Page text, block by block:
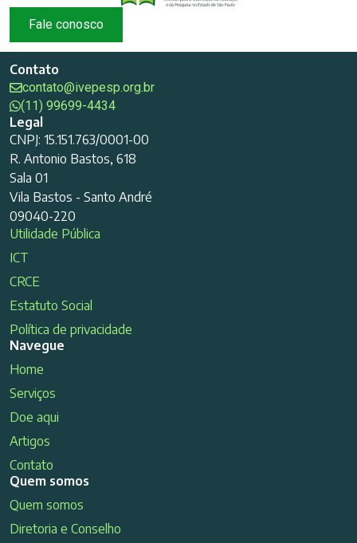
Fale conosco
Contato
contato@ivepesp.org.br
(11) 99699-4434
Legal
CNPJ: 15.151.763/0001-00
R. Antonio Bastos, 618
Sala 01
Vila Bastos - Santo André
09040-220
Utilidade Pública
ICT
CRCE
Estatuto Social
Política de privacidade
Navegue
Home
Serviços
Doe aqui
Artigos
Contato
Quem somos
Quem somos
Diretoria e Conselho